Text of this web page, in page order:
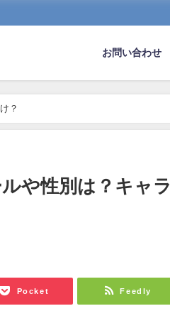
お問い合わせ
？
や性別は？キャラ
Pocket Feedly